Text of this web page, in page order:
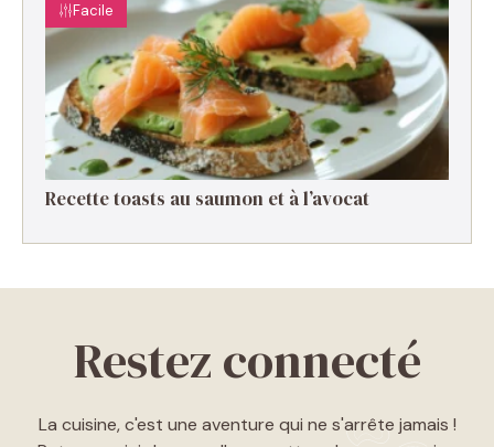
Facile
Recette toasts au saumon et à l’avocat
Restez connecté
La cuisine, c'est une aventure qui ne s'arrête jamais !